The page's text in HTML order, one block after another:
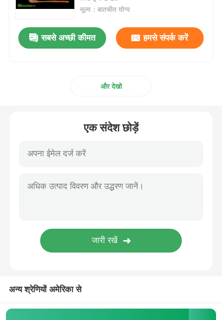
एमएसएम थोक
एमएसएम ग्लूकोसामाइन चोंड्रोइटिन
MSM संयुक्त पूरक घोड़ों के लिए
एमएसएम हेयर पाउडर
शुद्ध एमएसएम क्रिस्टल
मूल्य：बातचीत योग्य
सबसे अच्छी कीमत हमसे संपर्क करें
और देखो
एक संदेश छोड़ें
अन्य श्रेणियों अमेरिका से